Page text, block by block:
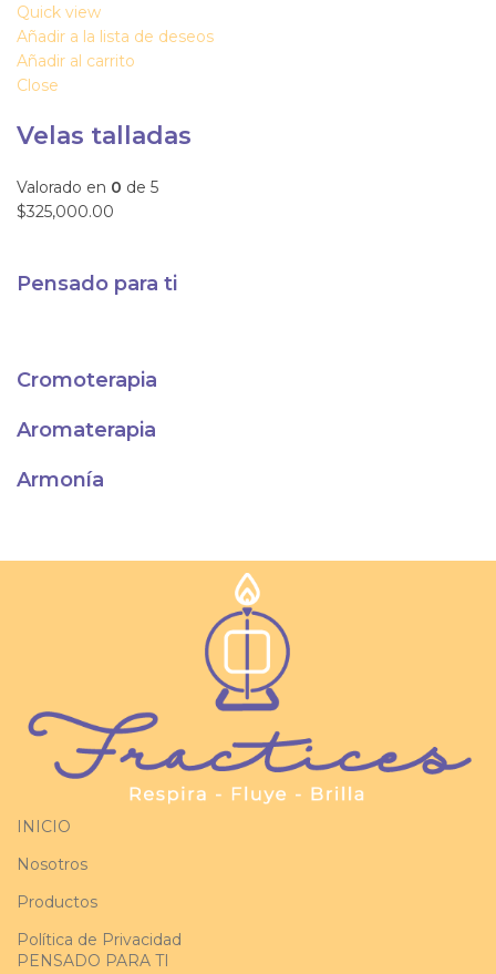
Quick view
Añadir a la lista de deseos
Añadir al carrito
Close
Velas talladas
Valorado en 0 de 5
$325,000.00
Pensado para ti
Cromoterapia
Aromaterapia
Armonía
INICIO
Nosotros
Productos
Política de Privacidad
PENSADO PARA TI